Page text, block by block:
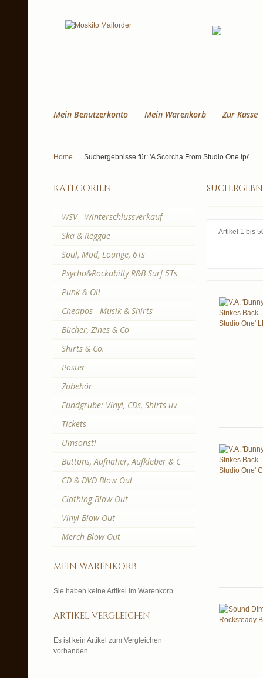
Mein Benutzerkonto Mein Warenkorb Zur Kasse
Home Suchergebnisse für: 'A Scorcha From Studio One lp/'
Artikel 1 bis
kategorien
WSV - Winterschlussverkauf
Ska & Reggae
Soul, Mod, Lounge, 6Ts
Psycho&Rockabilly R&B Surf 5Ts
Punk & Oi!
Cheapos - Musik & Shirts
Bücher, Zines & Co
Shirts & Co.
Poster
Zubehör
Fundgrube: Vinyl, CDs, Shirts uv
Tickets
Umsonst!
Buttons, Aufnäher, Aufkleber & C
CD & DVD Blow Out
Clothing Blow Out
Vinyl Blow Out
Merch Blow Out
mein warenkorb
Sie haben keine Artikel im Warenkorb.
artikel vergleichen
Es ist kein Artikel zum Vergleichen
vorhanden.